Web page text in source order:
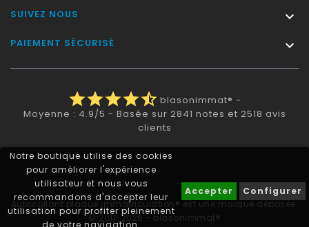
Notre boutique utilise des cookies
pour améliorer l'expérience
utilisateur et nous vous
recommandons d'accepter leur
utilisation pour profiter pleinement
de votre navigation.
Accepter Configurer
SUIVEZ NOUS 
PAIEMENT SÉCURISÉ 
starstarstarstarstar_half blasonimmat® -
Moyenne : 4.9/5 - Basée sur 2841 notes et 2518 avis
clients
Autocollant plaque immatriculation® est une marque déposée.
© 2011-2026 - blasonimmat®